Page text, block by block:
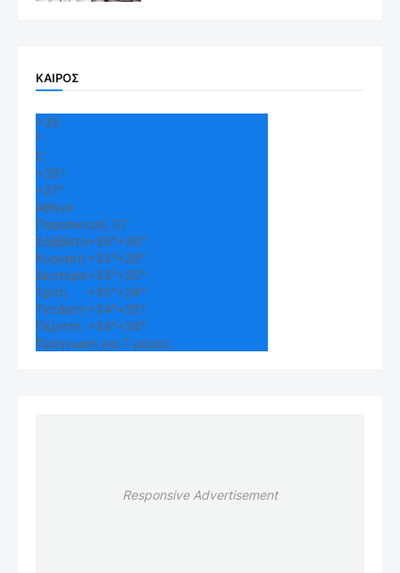
ΚΑΙΡΟΣ
+35
°
C
+35°
+27°
Αθήνα
Παρασκευή, 07
Σάββατο+39°+30°
Κυριακή +35°+29°
Δευτέρα+33°+25°
Τρίτη
+35°+24°
Τετάρτη +34°+25°
Πέμπτη +34°+24°
Πρόγνωση για 7 μέρες
Responsive Advertisement